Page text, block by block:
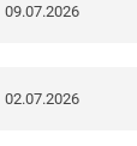
09.07.2026
02.07.2026